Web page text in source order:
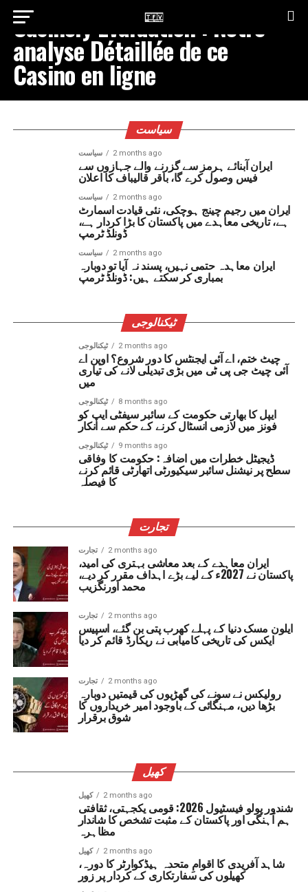
Casinoly Évaluation : Notre
analyse Détaillée de ce
Casino en ligne
سیاست
سیاست 2 months ago
ایران آبنائے ہرمز سے گزرنے والے جہازوں سے
فیس وصول کرے گا، باقر قالیباف کا اعلان
سیاست 2 months ago
ایران میں رجیم چینج ہوچکی، نئی قیادت اسمارٹ
ہے، تاریخی معاہدے میں پاکستان کا بڑا کردار ہے،
ڈونلڈ ٹرمپ
سیاست 2 months ago
ایران معاہدہ حتمی نہیں، پسند نہ آیا تو دوبارہ
بمباری کر سکتے ہیں: ڈونلڈ ٹرمپ
ٹیکنالوجی
ٹیکنالوجی 2 months ago
چیٹ ختم، اے آئی ایجنٹس کا دور شروع؟ اوپن اے
آئی چیٹ جی پی ٹی میں بڑی تبدیلی لانے کی تیاری
میں
ٹیکنالوجی 8 months ago
ایپل کا بھارتی حکومت کے سائبر سیفٹی ایپ کو
فونز میں لازمی انسٹال کرنے کے حکم سے انکار
ٹیکنالوجی 9 months ago
ڈیجیٹل خطرات میں اضافہ: حکومت کا وفاقی
سطح پر نیشنل سائبر سیکیورٹی اتھارٹی قائم کرنے
کا فیصلہ
تجارت
تجارت 2 months ago
ایران معاہدے کے بعد معاشی بہتری کی امید،
پاکستان نے 2027ء کے لیے بڑے اہداف مقرر کر دیے،
محمد اورنگزیب
تجارت 2 months ago
ایلون مسک دنیا کے پہلے کھرب پتی بن گئے، اسپیس
ایکس کی تاریخی کامیابی نے ریکارڈ قائم کر دیا
تجارت 2 months ago
رولیکس نے سونے کی گھڑیوں کی قیمتیں دوبارہ
بڑھا دیں، مہنگائی کے باوجود امیر خریداروں کا
شوق برقرار
کھیل
کھیل 2 months ago
شندور پولو فیسٹیول 2026: قومی یکجہتی، ثقافتی
ہم آہنگی اور پاکستان کے مثبت تشخص کا شاندار
مظاہرہ
کھیل 2 months ago
شاہد آفریدی کا اقوامِ متحدہ ہیڈکوارٹر کا دورہ،
کھیلوں کی سفارتکاری کے کردار پر زور